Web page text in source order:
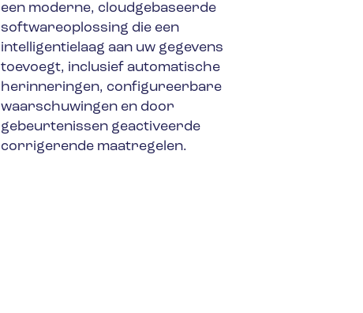
een moderne, cloudgebaseerde
softwareoplossing die een
intelligentielaag aan uw gegevens
toevoegt, inclusief automatische
herinneringen, configureerbare
waarschuwingen en door
gebeurtenissen geactiveerde
corrigerende maatregelen.